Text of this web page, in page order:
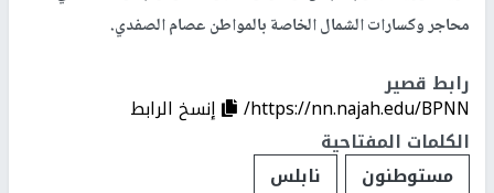
محاجر وكسارات الشمال الخاصة بالمواطن عصام الصفدي.
رابط قصير
https://nn.najah.edu/BPNN/
إنسخ الرابط
الكلمات المفتاحية
مستوطنون
نابلس